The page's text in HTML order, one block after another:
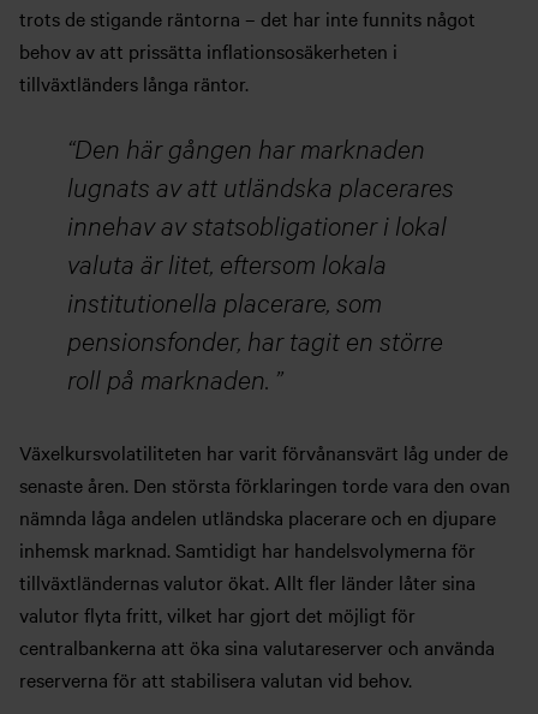
trots de stigande räntorna – det har inte funnits något
behov av att prissätta inflationsosäkerheten i
tillväxtländers långa räntor.
Den här gången har marknaden
lugnats av att utländska placerares
innehav av statsobligationer i lokal
valuta är litet, eftersom lokala
institutionella placerare, som
pensionsfonder, har tagit en större
roll på marknaden.
Växelkursvolatiliteten har varit förvånansvärt låg under de
senaste åren. Den största förklaringen torde vara den ovan
nämnda låga andelen utländska placerare och en djupare
inhemsk marknad. Samtidigt har handelsvolymerna för
tillväxtländernas valutor ökat. Allt fler länder låter sina
valutor flyta fritt, vilket har gjort det möjligt för
centralbankerna att öka sina valutareserver och använda
reserverna för att stabilisera valutan vid behov.